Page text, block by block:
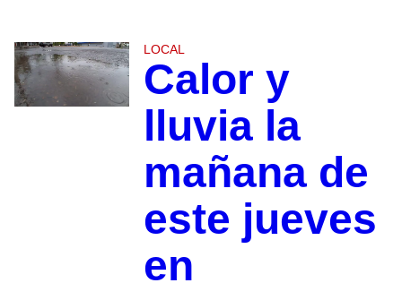
LOCAL
Calor y
lluvia la
mañana de
este jueves
en